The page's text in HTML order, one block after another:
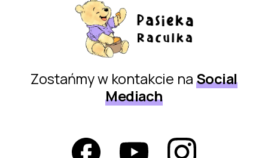
Zostańmy w kontakcie naSocial
Mediach